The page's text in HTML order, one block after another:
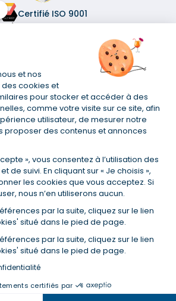
et nos
cookies et
pour stocker et accéder à des
comme votre visite sur ce site, afin
utilisateur, de mesurer notre
proposer des contenus et annonces
», vous consentez à l’utilisation des
de suivi. En cliquant sur « Je choisis »,
les cookies que vous acceptez. Si
nous n’en utiliserons aucun.
par la suite, cliquez sur le lien
situé dans le pied de page.
par la suite, cliquez sur le lien
situé dans le pied de page.
certifiés par
Certifié ISO 9001
assurance et selon votre profil
l'assurance d'un prêt amortissable de 330
ans, accordé à un salarié non cadre assuré à
IPP) âgé de 36 ans fumeur et une personne
deux sans risque médical connu. Au
proposée par la banque 179,08 €/mois
€/mois en moyenne au 14/07/2022 avec
%, coût total de l'assurance : 15 117,65 €).
crédit consommation d'un montant fixé entre
profil et durée.
ainsi que la hausse du coût total du
spécialisées, directions
courtiers d'assurances. Selon votre profil et